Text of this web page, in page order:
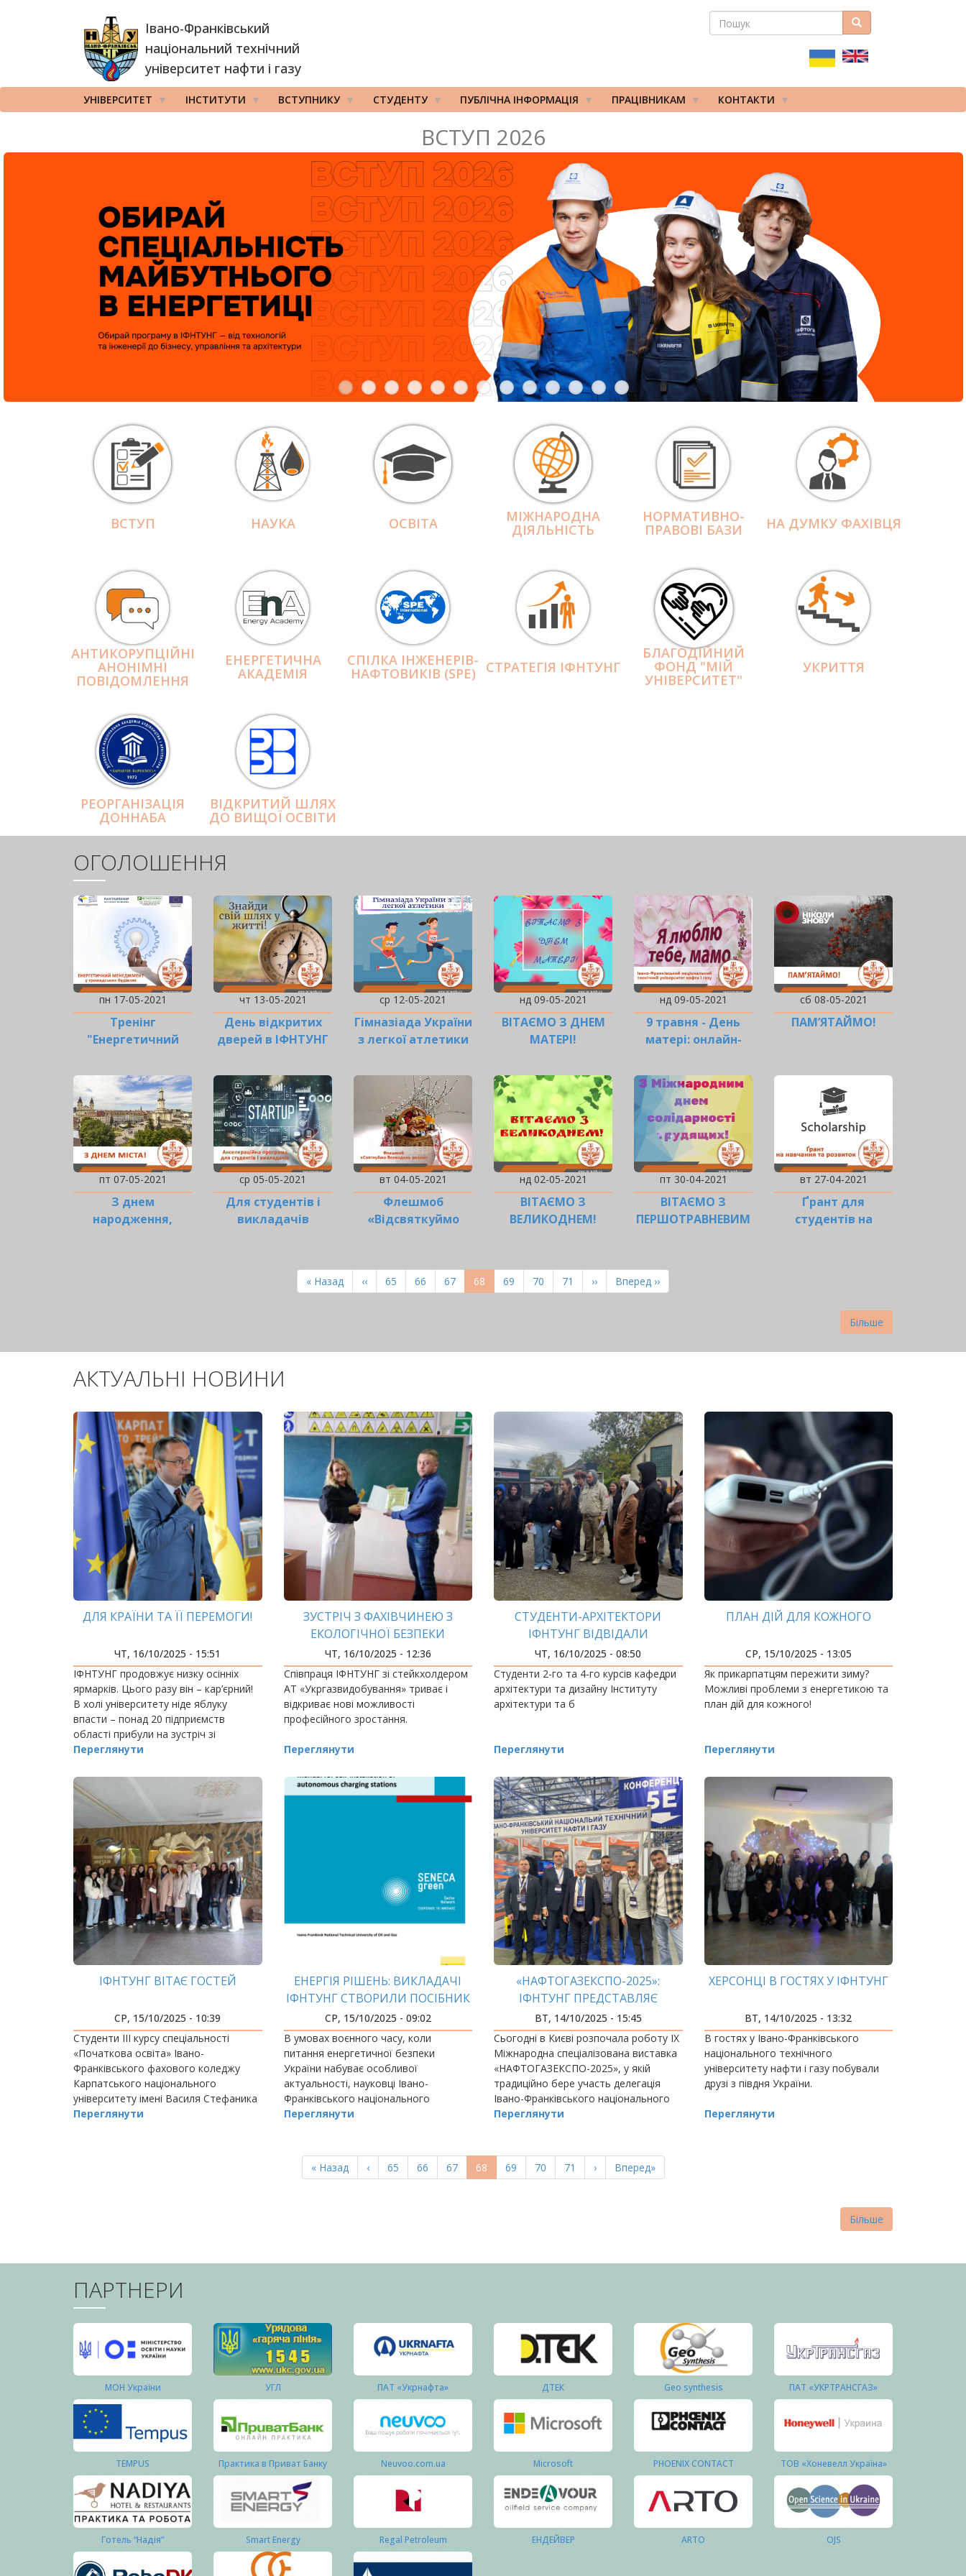
Івано-Франківський
національний технічний
університет нафти і газу
ПОШУКОВА
ПОШУК Пошук
УНІВЕРСИТЕТ ІНСТИТУТИ ВСТУПНИКУ СТУДЕНТУ ПУБЛІЧНА ІНФОРМАЦІЯ ПРАЦІВНИКАМ КОНТАКТИ
ВСТУП 2026
ВСТУП НАУКА ОСВІТА МІЖНАРОДНА
ДІЯЛЬНІCТЬ
НОРМАТИВНО-
ПРАВОВІ БАЗИ НА ДУМКУ ФАХІВЦЯ
АНТИКОРУПЦІЙНІ
АНОНІМНІ
ПОВІДОМЛЕННЯ
ЕНЕРГЕТИЧНА
АКАДЕМІЯ
СПІЛКА ІНЖЕНЕРІВ-
НАФТОВИКІВ (SPE) СТРАТЕГІЯ ІФНТУНГ
БЛАГОДІЙНИЙ
ФОНД "МІЙ
УНІВЕРСИТЕТ"
УКРИТТЯ
РЕОРГАНІЗАЦІЯ
ДОННАБА
ВІДКРИТИЙ ШЛЯХ
ДО ВИЩОЇ ОСВІТИ
ОГОЛОШЕННЯ
пн 17-05-2021
Тренінг
"Енергетичний
громадських…
чт 13-05-2021
День відкритих
дверей в ІФНТУНГ
ср 12-05-2021
Гімназіада України
з легкої атлетики
нд 09-05-2021
ВІТАЄМО З ДНЕМ
МАТЕРІ!
нд 09-05-2021
9 травня - День
матері: онлайн-
сб 08-05-2021
ПАМ’ЯТАЙМО!
пт 07-05-2021
З днем
народження,
ср 05-05-2021
Для студентів і
викладачів
вт 04-05-2021
Флешмоб
«Відсвяткуймо
нд 02-05-2021
ВІТАЄМО З
ВЕЛИКОДНЕМ!
пт 30-04-2021
ВІТАЄМО З
ПЕРШОТРАВНЕВИМ
вт 27-04-2021
Ґрант для
студентів на
Перша
сторінка
« Назад
Попередня
сторінка
‹‹ Page
65 Page
66 Page
67
Поточна
сторінка
68 Page
69 Page
70 Page
71
Наступна
сторінка
››
Остання
сторінка
Вперед ››
Більше
АКТУАЛЬНІ НОВИНИ
ДЛЯ КРАЇНИ ТА ЇЇ ПЕРЕМОГИ!
ЧТ, 16/10/2025 - 15:51
ІФНТУНГ продовжує низку осінніх
ярмарків. Цього разу він – кар’єрний!
В холі університету ніде яблуку
впасти – понад 20 підприємств
області прибули на зустріч зі
студентами, щоб запропонувати їм
працевлаштування.
Переглянути
ЗУСТРІЧ З ФАХІВЧИНЕЮ З
ЕКОЛОГІЧНОЇ БЕЗПЕКИ
ЧТ, 16/10/2025 - 12:36
Співпраця ІФНТУНГ зі стейкхолдером
АТ «Укргазвидобування» триває і
відкриває нові можливості
професійного зростання.
Переглянути
СТУДЕНТИ-АРХІТЕКТОРИ
ІФНТУНГ ВІДВІДАЛИ
ЗАЛІЗОБЕТОННИЙ ЗАВОД
«ВОЛЕКС»
ЧТ, 16/10/2025 - 08:50
Студенти 2-го та 4-го курсів кафедри
архітектури та дизайну Інституту
архітектури та б
Переглянути
ПЛАН ДІЙ ДЛЯ КОЖНОГО
СР, 15/10/2025 - 13:05
Як прикарпатцям пережити зиму?
Можливі проблеми з енергетикою та
план дій для кожного!
Переглянути
ІФНТУНГ ВІТАЄ ГОСТЕЙ
СР, 15/10/2025 - 10:39
Студенти ІІІ курсу спеціальності
«Початкова освіта» Івано-
Франківського фахового коледжу
Карпатського національного
університету імені Василя Стефаника
(куратор Катерина Гоцуляк) відвідали
Переглянути
ЕНЕРГІЯ РІШЕНЬ: ВИКЛАДАЧІ
ІФНТУНГ СТВОРИЛИ ПОСІБНИК
З МОНТАЖУ АВТОНОМНИХ
ЗАРЯДНИХ СТАНЦІЙ
СР, 15/10/2025 - 09:02
В умовах воєнного часу, коли
питання енергетичної безпеки
України набуває особливої
актуальності, науковці Івано-
Франківського національного
технічного університету нафти і газу
рішення…
Переглянути
«НАФТОГАЗЕКСПО-2025»:
ІФНТУНГ ПРЕДСТАВЛЯЄ
ГАЛУЗЕВУ ОСВІТУ Й НАУКУ
ВТ, 14/10/2025 - 15:45
Сьогодні в Києві розпочала роботу IX
Міжнародна спеціалізована виставка
«НАФТОГАЗЕКСПО-2025», у якій
традиційно бере участь делегація
Івано-Франківського національного
технічного університету нафти і газу.
Переглянути
ХЕРСОНЦІ В ГОСТЯХ У ІФНТУНГ
ВТ, 14/10/2025 - 13:32
В гостях у Івано-Франківського
національного технічного
університету нафти і газу побували
друзі з півдня України.
Переглянути
Перша
сторінка
« Назад
Попередня
сторінка
‹ Page
65 Page
66 Page
67
Поточна
сторінка
68 Page
69 Page
70 Page
71
Наступна
сторінка
›
Остання
сторінка
Вперед»
Більше
ПАРТНЕРИ
МОН України УГЛ ПАТ «Укрнафта» ДТЕК Geo synthesis ПАТ «УКРТРАНСГАЗ»
TEMPUS Практика в Приват Банку Neuvoo.com.ua Microsoft PHOENIX CONTACT ТОВ «Хоневелл Україна»
Готель “Надія” Smart Energy Regal Petroleum ЕНДЕЙВЕР ARTO OJS